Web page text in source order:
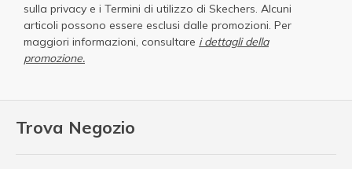
Trova Negozio
sulla privacy e i Termini di utilizzo di Skechers. Alcuni
articoli possono essere esclusi dalle promozioni. Per
maggiori informazioni, consultare i dettagli della
promozione.